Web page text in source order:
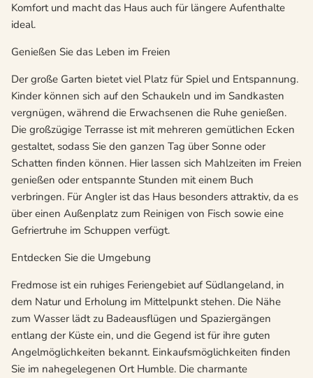
Komfort und macht das Haus auch für längere Aufenthalte
ideal.
Genießen Sie das Leben im Freien
Der große Garten bietet viel Platz für Spiel und Entspannung.
Kinder können sich auf den Schaukeln und im Sandkasten
vergnügen, während die Erwachsenen die Ruhe genießen.
Die großzügige Terrasse ist mit mehreren gemütlichen Ecken
gestaltet, sodass Sie den ganzen Tag über Sonne oder
Schatten finden können. Hier lassen sich Mahlzeiten im Freien
genießen oder entspannte Stunden mit einem Buch
verbringen. Für Angler ist das Haus besonders attraktiv, da es
über einen Außenplatz zum Reinigen von Fisch sowie eine
Gefriertruhe im Schuppen verfügt.
Entdecken Sie die Umgebung
Fredmose ist ein ruhiges Feriengebiet auf Südlangeland, in
dem Natur und Erholung im Mittelpunkt stehen. Die Nähe
zum Wasser lädt zu Badeausflügen und Spaziergängen
entlang der Küste ein, und die Gegend ist für ihre guten
Angelmöglichkeiten bekannt. Einkaufsmöglichkeiten finden
Sie im nahegelegenen Ort Humble. Die charmante